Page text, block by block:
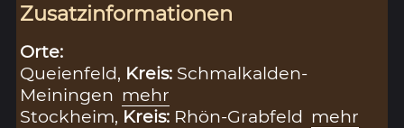
Zusatzinformationen
Orte:
Queienfeld, Kreis: Schmalkalden-
Meiningen mehr
Stockheim, Kreis: Rhön-Grabfeld mehr